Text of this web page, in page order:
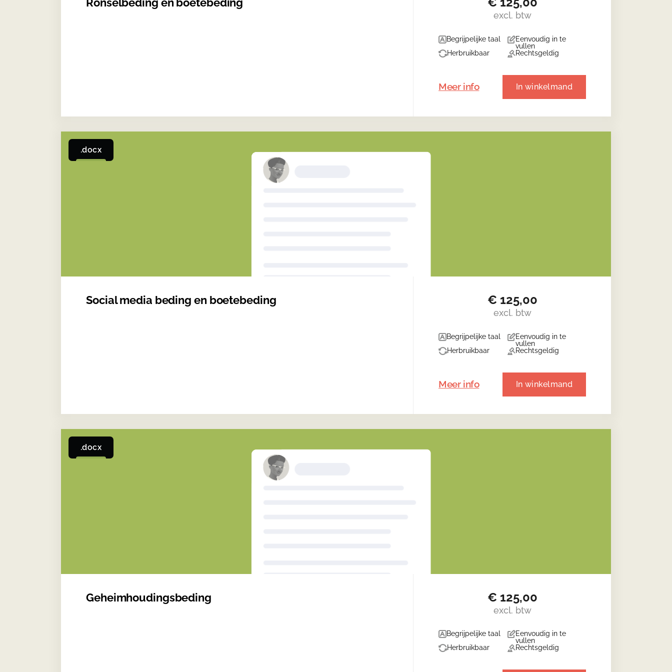
excl. btw
Begrijpelijke taal
Eenvoudig in te
vullen
Herbruikbaar
Rechtsgeldig
Meer info In winkelmand
.docx
Social media beding en boetebeding € 125,00
excl. btw
Begrijpelijke taal
Eenvoudig in te
vullen
Herbruikbaar
Rechtsgeldig
Meer info In winkelmand
.docx
Geheimhoudings­beding € 125,00
excl. btw
Begrijpelijke taal
Eenvoudig in te
vullen
Herbruikbaar
Rechtsgeldig